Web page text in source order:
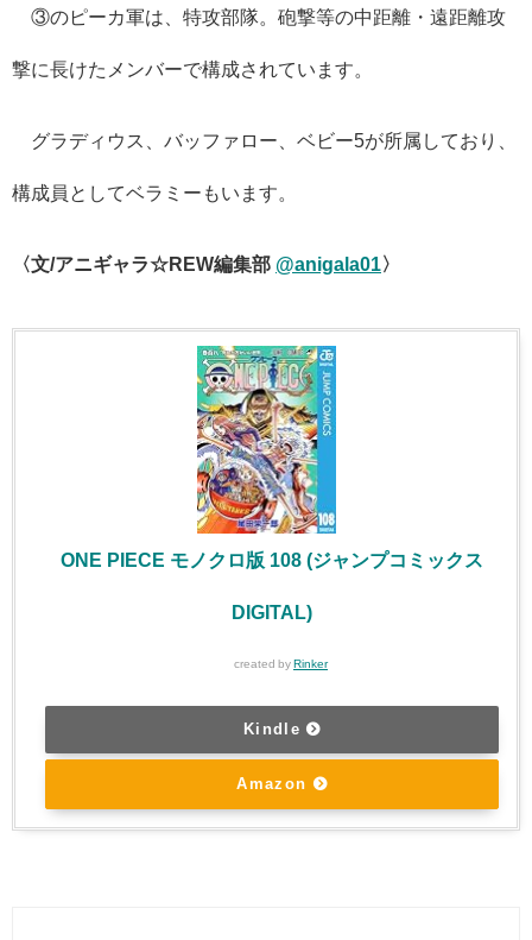
③のピーカ軍は、特攻部隊。砲撃等の中距離・遠距離攻
撃に長けたメンバーで構成されています。
グラディウス、バッファロー、ベビー5が所属しており、
構成員としてベラミーもいます。
〈文/アニギャラ☆REW編集部 @anigala01 〉
ONE PIECE モノクロ版 108 (ジャンプコミックス
DIGITAL)
created by Rinker
Kindle
Amazon